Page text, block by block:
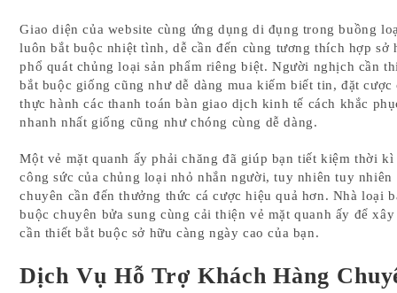
Giao diện của website cùng ứng dụng di đụng trong buồng
luôn bắt buộc nhiệt tình, dễ cần đến cùng tương thích hợp sở
phổ quát chủng loại sản phẩm riêng biệt. Người nghịch cần
bắt buộc giống cũng như dễ dàng mua kiếm biết tin, đặt cược
thực hành các thanh toán bàn giao dịch kinh tế cách khắc
nhanh nhất giống cũng như chóng cùng dễ dàng.
Một vẻ mặt quanh ấy phải chăng đã giúp bạn tiết kiệm thời kì
công sức của chủng loại nhỏ nhắn người, tuy nhiên tuy nhiên
chuyên cần đến thưởng thức cá cược hiệu quả hơn. Nhà loại
buộc chuyên bửa sung cùng cải thiện vẻ mặt quanh ấy để
cần thiết bắt buộc sở hữu càng ngày cao của bạn.
Dịch Vụ Hỗ Trợ Khách Hàng